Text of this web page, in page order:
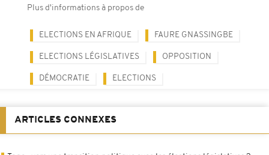
Plus d'informations à propos de
ELECTIONS EN AFRIQUE FAURE GNASSINGBE
ELECTIONS LÉGISLATIVES OPPOSITION
DÉMOCRATIE ELECTIONS
ARTICLES CONNEXES